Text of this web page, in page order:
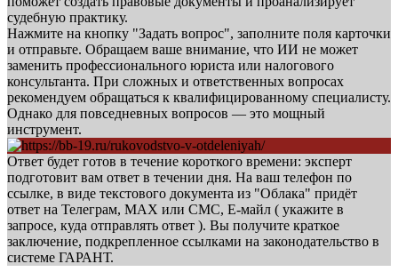
судебную практику.
Нажмите на кнопку "Задать вопрос", заполните поля карточки
и отправьте. Обращаем ваше внимание, что ИИ не может
заменить профессионального юриста или налогового
консультанта. При сложных и ответственных вопросах
рекомендуем обращаться к квалифицированному специалисту.
Однако для повседневных вопросов — это мощный
инструмент.
Ответ будет готов в течение короткого времени: эксперт
подготовит вам ответ в течении дня. На ваш телефон по
ссылке, в виде текстового документа из "Облака" придёт
ответ на Телеграм, МАХ или СМС, Е-майл ( укажите в
запросе, куда отправлять ответ ). Вы получите краткое
заключение, подкрепленное ссылками на законодательство в
системе ГАРАНТ.